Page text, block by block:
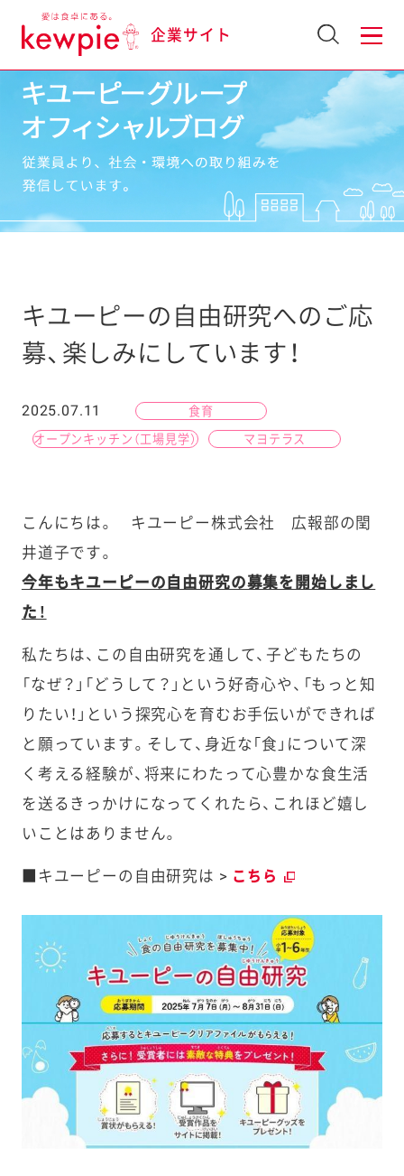
企業サイト
キユーピーの自由研究へのご応
募、楽しみにしています！
2025.07.11 食育
オープンキッチン（工場見学） マヨテラス
こんにちは。 キユーピー株式会社 広報部の閏
井道子です。
今年もキユーピーの自由研究の募集を開始しまし
た！
私たちは、この自由研究を通して、子どもたちの
「なぜ？」「どうして？」という好奇心や、「もっと知
りたい！」という探究心を育むお手伝いができれば
と願っています。そして、身近な「食」について深
く考える経験が、将来にわたって心豊かな食生活
を送るきっかけになってくれたら、これほど嬉し
いことはありません。
■キユーピーの自由研究は > こちら